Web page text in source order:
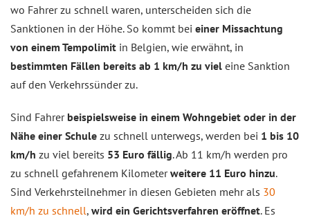
wo Fahrer zu schnell waren, unterscheiden sich die
Sanktionen in der Höhe. So kommt bei einer Missachtung
von einem Tempolimit in Belgien, wie erwähnt, in
bestimmten Fällen bereits ab 1 km/h zu viel eine Sanktion
auf den Verkehrssünder zu.
Sind Fahrer beispielsweise in einem Wohngebiet oder in der
Nähe einer Schule zu schnell unterwegs, werden bei 1 bis 10
km/h zu viel bereits 53 Euro fällig. Ab 11 km/h werden pro
zu schnell gefahrenem Kilometerweitere 11 Euro hinzu.
Sind Verkehrsteilnehmer in diesen Gebieten mehr als 30
km/h zu schnell, wird ein Gerichtsverfahren eröffnet. Es